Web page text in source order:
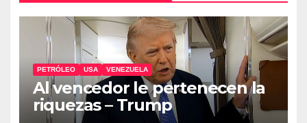
PETRÓLEO USA VENEZUELA
Al vencedor le pertenecen la
riquezas – Trump